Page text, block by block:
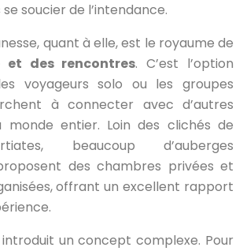
soucier de l’intendance.
quant à elle, est le royaume de
et des rencontres. C’est l’option
voyageurs solo ou les groupes
à connecter avec d’autres
monde entier. Loin des clichés de
beaucoup d’auberges
des chambres privées et
offrant un excellent rapport
un concept complexe. Pour